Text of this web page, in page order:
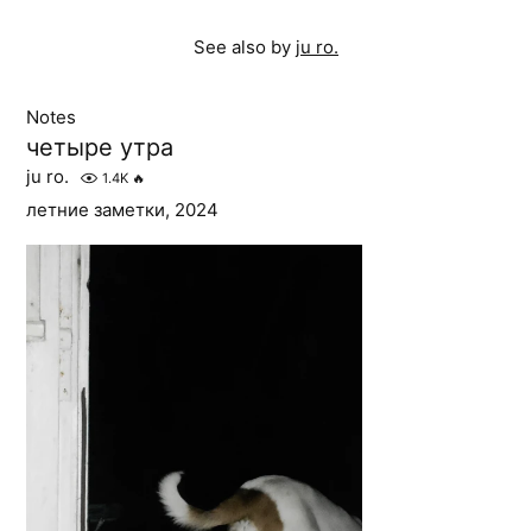
See also by ju ro.
Notes
четыре утра
ju ro. 1.4K 🔥
летние заметки, 2024